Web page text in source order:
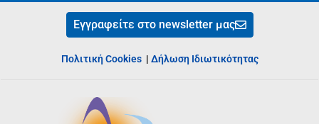
Εγγραφείτε στο newsletter μας
Πολιτική Cookies | Δήλωση Ιδιωτικότητας